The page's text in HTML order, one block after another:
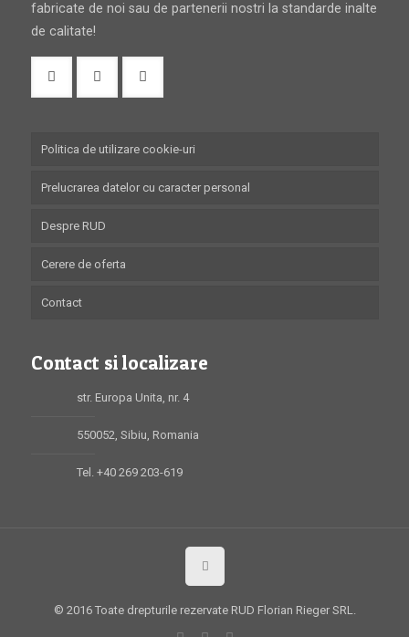
fabricate de noi sau de partenerii nostri la standarde inalte
de calitate!
Politica de utilizare cookie-uri
Prelucrarea datelor cu caracter personal
Despre RUD
Cerere de oferta
Contact
Contact si localizare
str. Europa Unita, nr. 4
550052, Sibiu, Romania
Tel. +40 269 203-619
© 2016 Toate drepturile rezervate RUD Florian Rieger SRL.